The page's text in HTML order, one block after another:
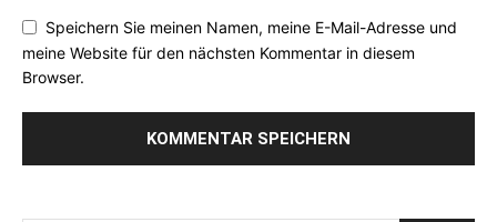
Speichern Sie meinen Namen, meine E-Mail-Adresse und
meine Website für den nächsten Kommentar in diesem
Browser.